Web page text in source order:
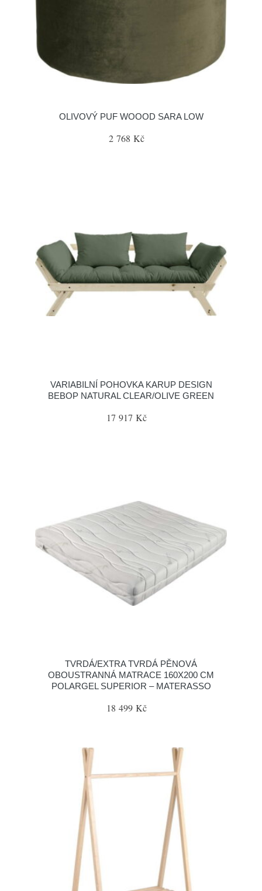
OLIVOVÝ PUF WOOOD SARA LOW
2 768 Kč
VARIABILNÍ POHOVKA KARUP DESIGN
BEBOP NATURAL CLEAR/OLIVE GREEN
17 917 Kč
TVRDÁ/EXTRA TVRDÁ PĚNOVÁ
OBOUSTRANNÁ MATRACE 160X200 CM
POLARGEL SUPERIOR – MATERASSO
18 499 Kč